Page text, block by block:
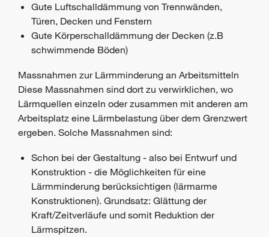
Gute Luftschalldämmung von Trennwänden,
Türen, Decken und Fenstern
Gute Körperschalldämmung der Decken (z.B
schwimmende Böden)
Massnahmen zur Lärmminderung an Arbeitsmitteln
Diese Massnahmen sind dort zu verwirklichen, wo
Lärmquellen einzeln oder zusammen mit anderen am
Arbeitsplatz eine Lärmbelastung über dem Grenzwert
ergeben. Solche Massnahmen sind:
Schon bei der Gestaltung - also bei Entwurf und
Konstruktion - die Möglichkeiten für eine
Lärmminderung berücksichtigen (lärmarme
Konstruktionen). Grundsatz: Glättung der
Kraft/Zeitverläufe und somit Reduktion der
Lärmspitzen.